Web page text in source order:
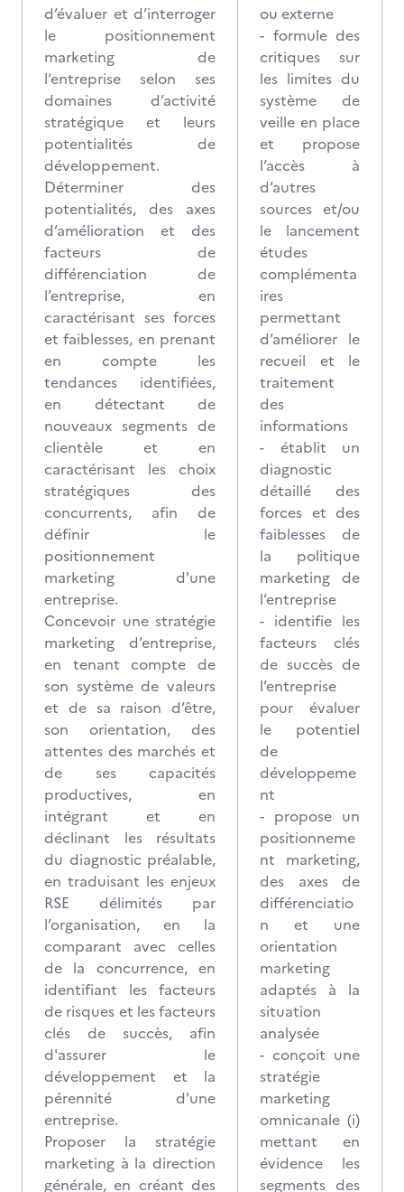
d’évaluer et d’interroger
le positionnement
marketing de
l’entreprise selon ses
domaines d’activité
stratégique et leurs
potentialités de
développement.
Déterminer des
potentialités, des axes
d’amélioration et des
facteurs de
différenciation de
l’entreprise, en
caractérisant ses forces
et faiblesses, en prenant
en compte les
tendances identifiées,
en détectant de
nouveaux segments de
clientèle et en
caractérisant les choix
stratégiques des
concurrents, afin de
définir le
positionnement
marketing d'une
entreprise.
Concevoir une stratégie
marketing d’entreprise,
en tenant compte de
son système de valeurs
et de sa raison d’être,
son orientation, des
attentes des marchés et
de ses capacités
productives, en
intégrant et en
déclinant les résultats
du diagnostic préalable,
en traduisant les enjeux
RSE délimités par
l’organisation, en la
comparant avec celles
de la concurrence, en
identifiant les facteurs
de risques et les facteurs
clés de succès, afin
d'assurer le
développement et la
pérennité d'une
entreprise.
Proposer la stratégie
marketing à la direction
générale, en créant des
ou externe
- formule des
critiques sur
les limites du
système de
veille en place
et propose
l’accès à
d’autres
sources et/ou
le lancement
études
complémenta
ires
permettant
d’améliorer le
recueil et le
traitement
des
informations
- établit un
diagnostic
détaillé des
forces et des
faiblesses de
la politique
marketing de
l’entreprise
- identifie les
facteurs clés
de succès de
l’entreprise
pour évaluer
le potentiel
de
développeme
nt
- propose un
positionneme
nt marketing,
des axes de
différenciatio
n et une
orientation
marketing
adaptés à la
situation
analysée
- conçoit une
stratégie
marketing
omnicanale (i)
mettant en
évidence les
segments des